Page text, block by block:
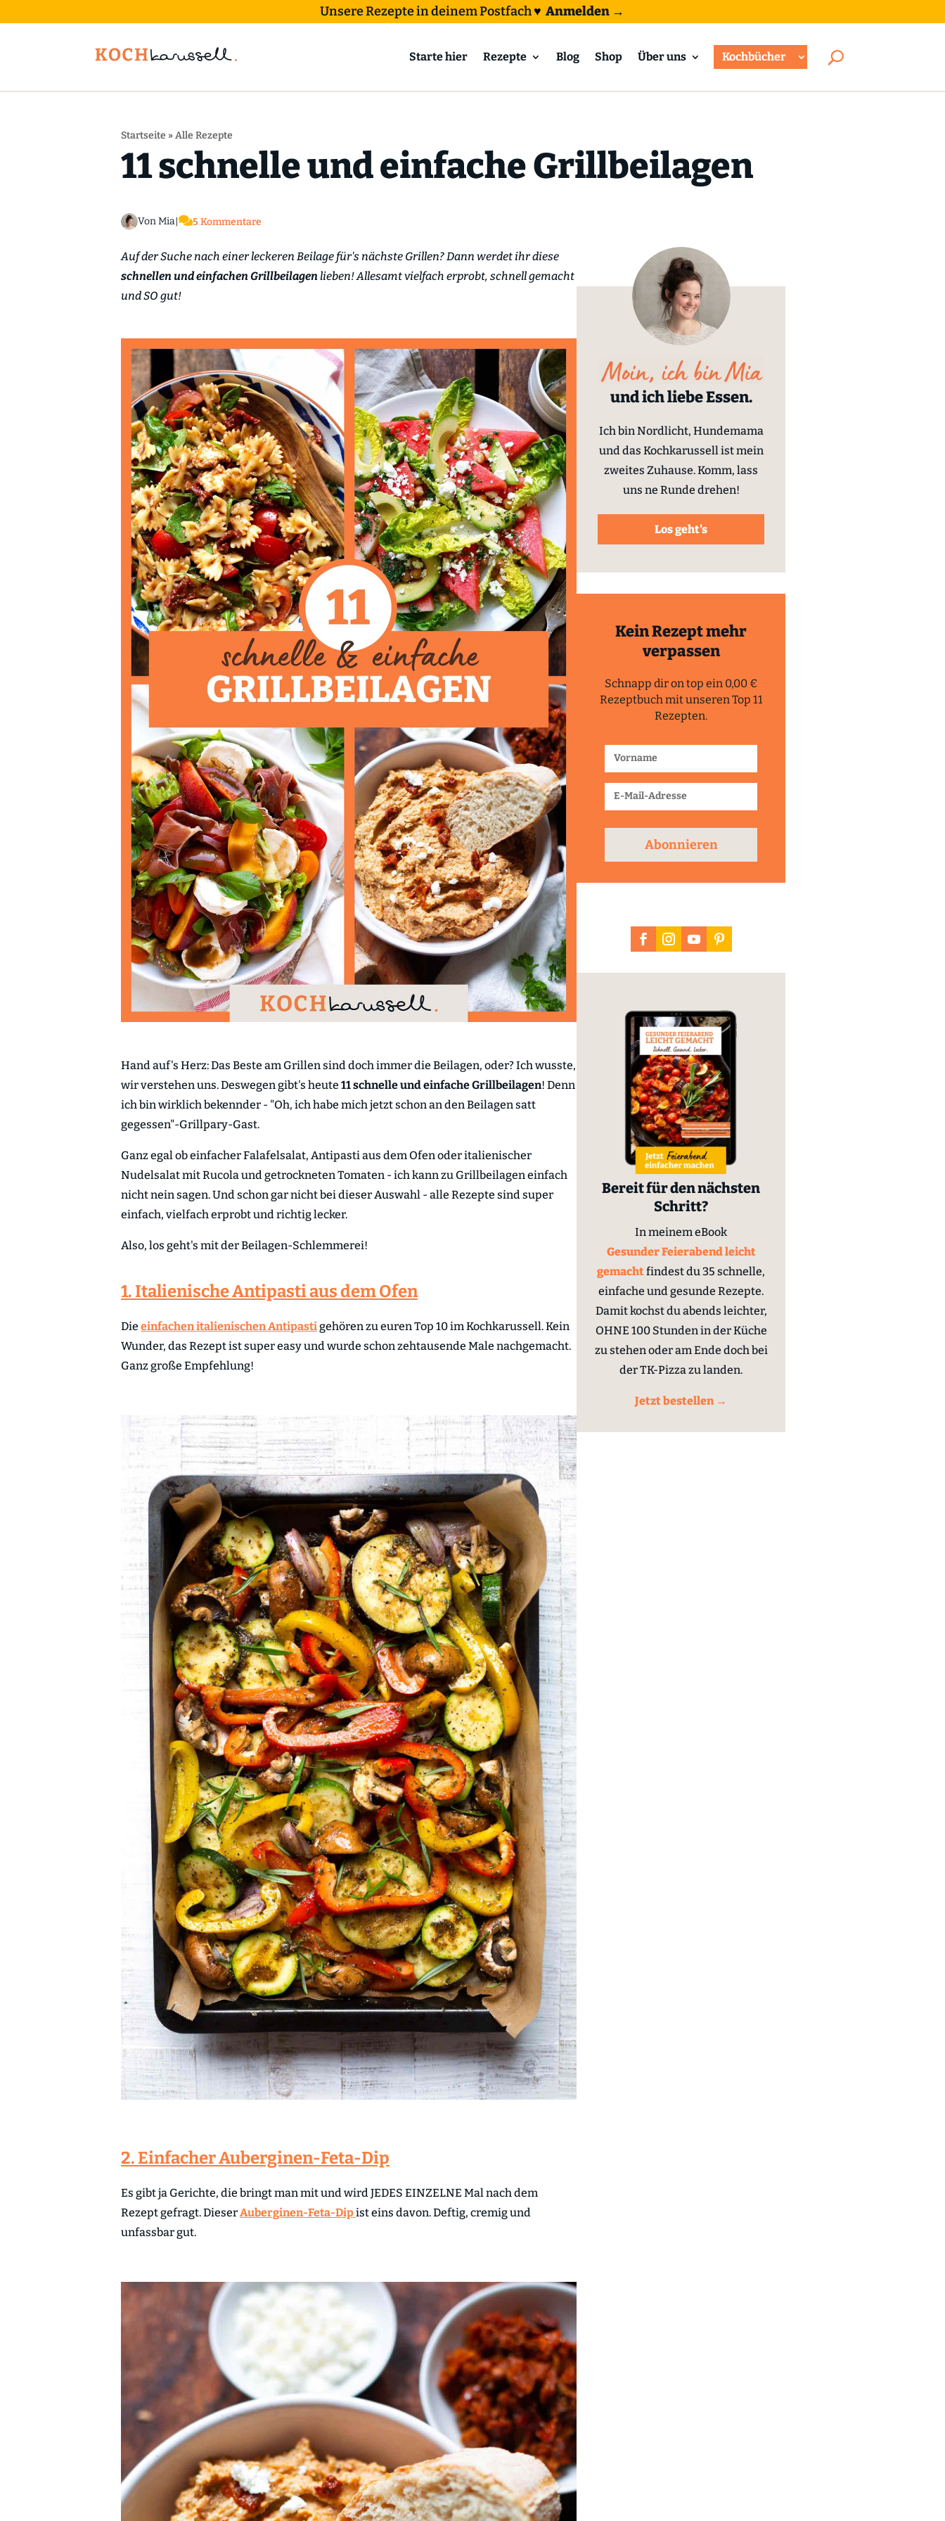
Unsere Rezepte in deinem Postfach♥ Anmelden →
Starte hier Rezepte Blog Shop Über uns Kochbücher
Startseite »Alle Rezepte
11 schnelle und einfache Grillbeilagen
Von Mia 5 Kommentare
Auf der Suche nach einer leckeren Beilage für's nächste Grillen? Dann werdet ihr diese
schnellen und einfachen Grillbeilagenlieben! Allesamt vielfach erprobt, schnell gemacht
und SO gut!
Hand auf's Herz: Das Beste am Grillen sind doch immer die Beilagen, oder? Ich wusste,
wir verstehen uns. Deswegen gibt's heute 11 schnelle und einfache Grillbeilagen! Denn
ich bin wirklich bekennder - "Oh, ich habe mich jetzt schon an den Beilagen satt
gegessen"-Grillpary-Gast.
Ganz egal ob einfacher Falafelsalat, Antipasti aus dem Ofen oder italienischer
Nudelsalat mit Rucola und getrockneten Tomaten - ich kann zu Grillbeilagen einfach
nicht nein sagen. Und schon gar nicht bei dieser Auswahl - alle Rezepte sind super
einfach, vielfach erprobt und richtig lecker.
Also, los geht's mit der Beilagen-Schlemmerei!
1. Italienische Antipasti aus dem Ofen
Die einfachen italienischen Antipastigehören zu euren Top 10 im Kochkarussell. Kein
Wunder, das Rezept ist super easy und wurde schon zehtausende Male nachgemacht.
Ganz große Empfehlung!
2. Einfacher Auberginen-Feta-Dip
Es gibt ja Gerichte, die bringt man mit und wird JEDES EINZELNE Mal nach dem
Rezept gefragt. DieserAuberginen-Feta-Dipist eins davon. Deftig, cremig und
unfassbar gut.
und ich liebe Essen.
Ich bin Nordlicht, Hundemama
und das Kochkarussell ist mein
zweites Zuhause. Komm, lass
uns ne Runde drehen!
Los geht's
Kein Rezept mehr
verpassen
Schnapp dir on top ein 0,00 €
Rezeptbuch mit unseren Top 11
Rezepten.
Abonnieren
Bereit für den nächsten
Schritt?
In meinem eBook
Gesunder Feierabend leicht
gemachtfindest du 35 schnelle,
einfache und gesunde Rezepte.
Damit kochst du abends leichter,
OHNE 100 Stunden in der Küche
zu stehen oder am Ende doch bei
der TK-Pizza zu landen.
Jetzt bestellen →